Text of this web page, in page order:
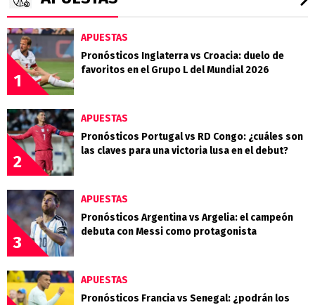
1
APUESTAS
Pronósticos Inglaterra vs Croacia: duelo de
favoritos en el Grupo L del Mundial 2026
2
APUESTAS
Pronósticos Portugal vs RD Congo: ¿cuáles son
las claves para una victoria lusa en el debut?
3
APUESTAS
Pronósticos Argentina vs Argelia: el campeón
debuta con Messi como protagonista
APUESTAS
Pronósticos Francia vs Senegal: ¿podrán los